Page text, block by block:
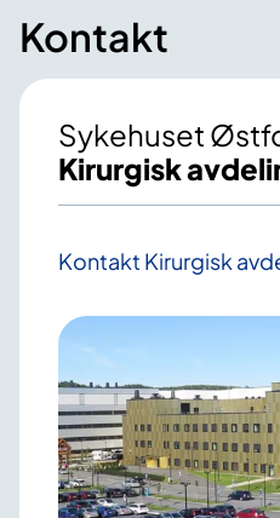
Kontakt
Sykehuset
Kirurgisk
Kontakt Kirurgisk